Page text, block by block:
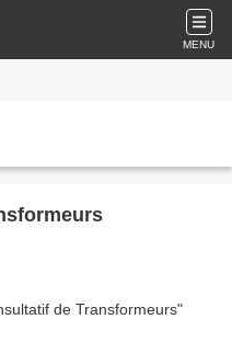
MENU